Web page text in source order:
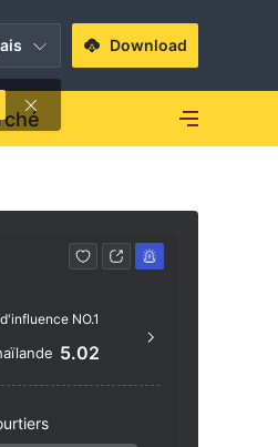
Download
NO.1
5.02